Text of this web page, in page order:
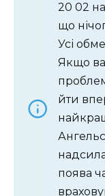
20 02
що
Усі
Якщо
йти
поява